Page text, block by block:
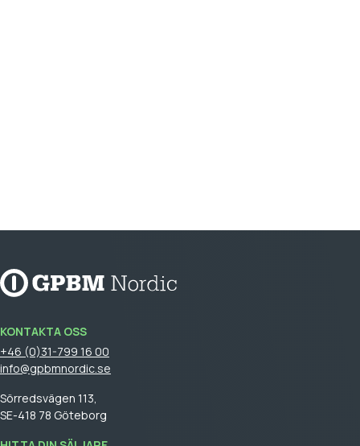
KONTAKTA OSS
+46 (0)31-799 16 00
info@gpbmnordic.se
Sörredsvägen 113,
SE-418 78 Göteborg